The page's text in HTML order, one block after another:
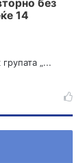
без
14
„...